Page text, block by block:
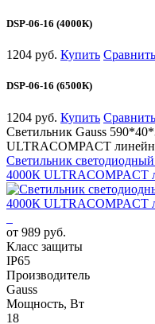
DSP-06-16 (4000К)
1204 руб. Купить Сравнить
DSP-06-16 (6500К)
1204 руб. Купить Сравнить
Светильник Gauss
ULTRACOMPACT
Светильник
4000К ULTRACOMPACT
от 989 руб.
Класс защиты
IP65
Производитель
Gauss
Мощность, Вт
18